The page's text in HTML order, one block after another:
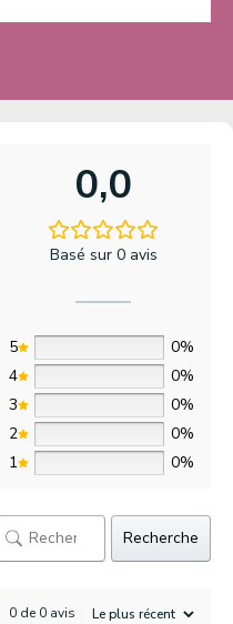
0,0
Basé sur 0 avis
5
0%
4
0%
3
0%
2
0%
1
0%
Recherche
0 de 0 avis